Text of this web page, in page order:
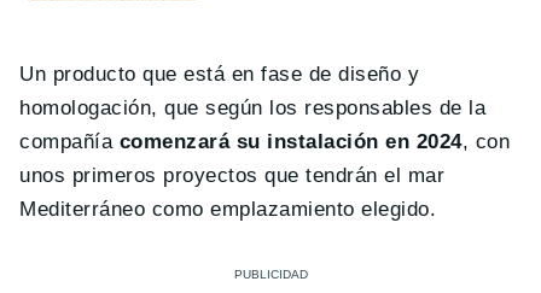
Un producto que está en fase de diseño y
homologación, que según los responsables de la
compañía comenzará su instalación en 2024, con
unos primeros proyectos que tendrán el mar
Mediterráneo como emplazamiento elegido.